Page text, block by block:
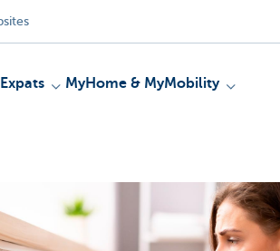
Expats MyHome & MyMobility